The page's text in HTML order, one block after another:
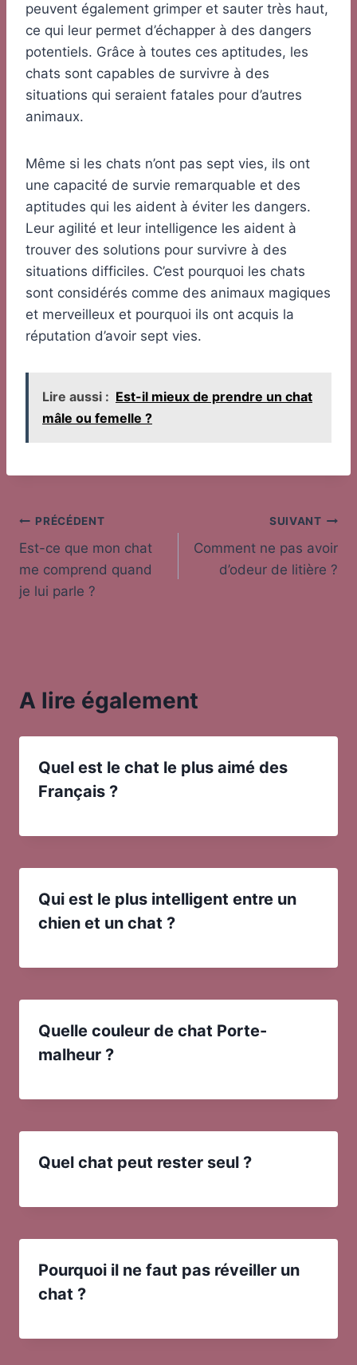
peuvent également grimper et sauter très haut,
ce qui leur permet d’échapper à des dangers
potentiels. Grâce à toutes ces aptitudes, les
chats sont capables de survivre à des
situations qui seraient fatales pour d’autres
animaux.
Même si les chats n’ont pas sept vies, ils ont
une capacité de survie remarquable et des
aptitudes qui les aident à éviter les dangers.
Leur agilité et leur intelligence les aident à
trouver des solutions pour survivre à des
situations difficiles. C’est pourquoi les chats
sont considérés comme des animaux magiques
et merveilleux et pourquoi ils ont acquis la
réputation d’avoir sept vies.
Lire aussi : Est-il mieux de prendre un chat
mâle ou femelle ?
Navigation
de
l’article
PRÉCÉDENT
Est-ce que mon chat
me comprend quand
je lui parle ?
SUIVANT
Comment ne pas avoir
d’odeur de litière ?
A lire également
Quel est le chat le plus aimé des
Français ?
Qui est le plus intelligent entre un
chien et un chat ?
Quelle couleur de chat Porte-
malheur ?
Quel chat peut rester seul ?
Pourquoi il ne faut pas réveiller un
chat ?